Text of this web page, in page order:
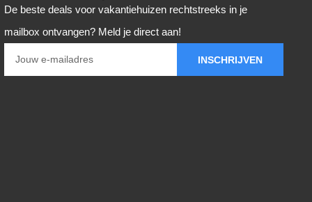
De beste deals voor vakantiehuizen rechtstreeks in je
mailbox ontvangen? Meld je direct aan!
INSCHRIJVEN